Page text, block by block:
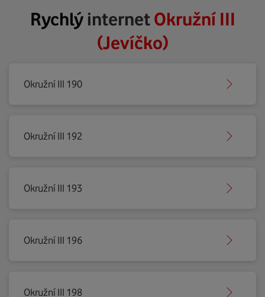
RychlýinternetOkružní III
(Jevíčko)
Okružní III 190
Okružní III 192
Okružní III 193
Okružní III 196
Okružní III 198